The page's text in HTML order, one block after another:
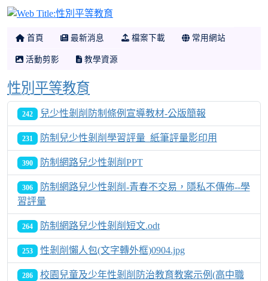
首頁 最新消息 檔案下載 常用網站
活動剪影 教學資源
性別平等教育
242 兒少性剝削防制條例宣導教材-公版簡報
231 防制兒少性剝削學習評量_紙筆評量影印用
390 防制網路兒少性剝削PPT
306
防制網路兒少性剝削-青春不交易，隱私不傳佈--學
習評量
264 防制網路兒少性剝削短文.odt
253 性剝削懶人包(文字轉外框)0904.jpg
286
校園兒童及少年性剝削防治教育教案示例(高中職